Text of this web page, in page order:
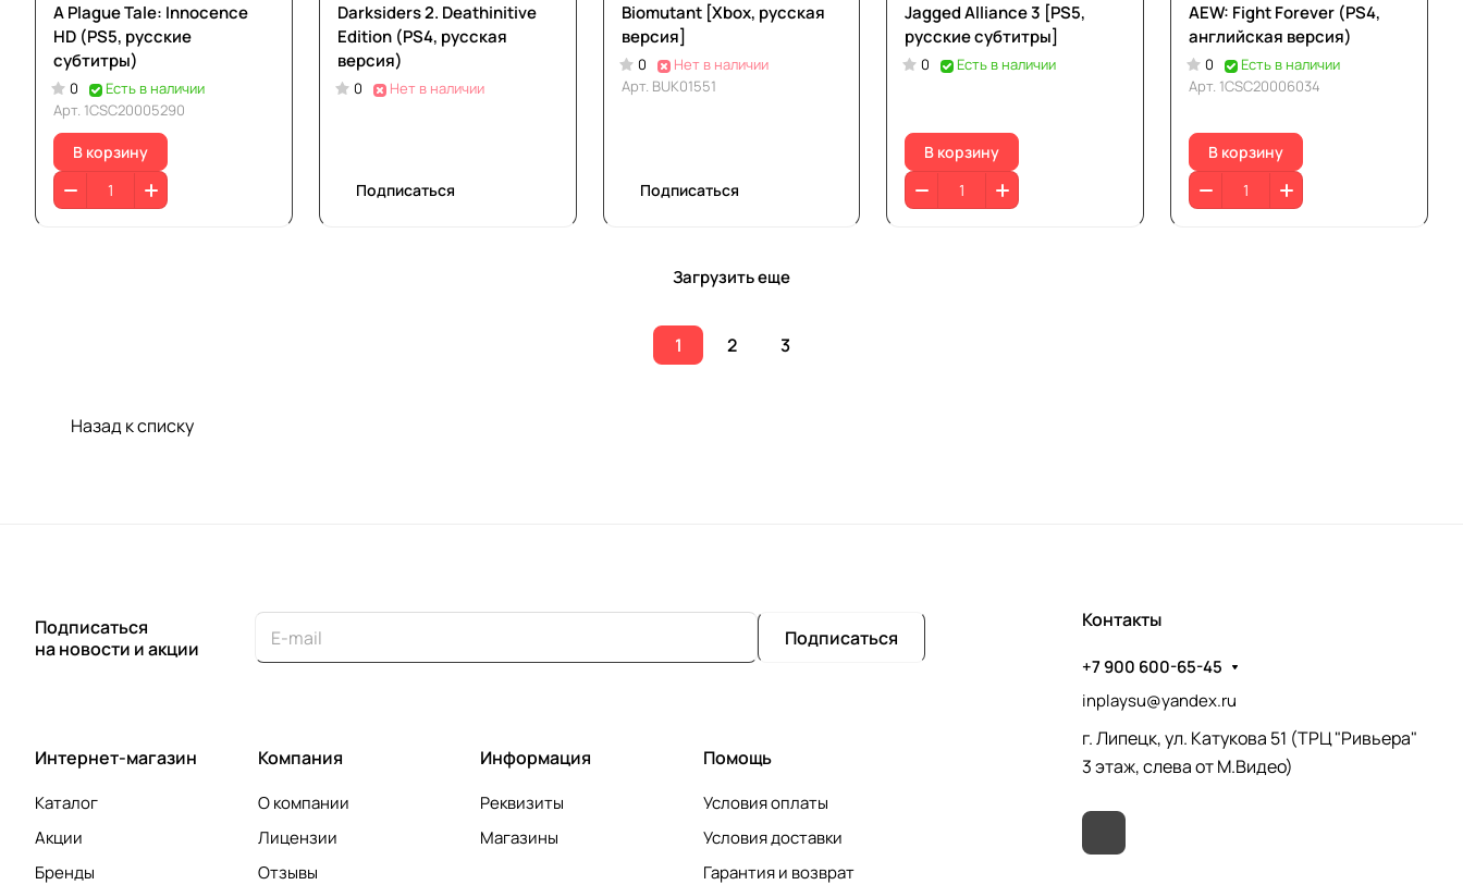
A Plague Tale: Innocence
HD (PS5, русские
субтитры)
0
Есть в наличии
Арт. 1CSC20005290
В корзину
Darksiders 2. Deathinitive
Edition (PS4, русская
версия)
0 Нет в наличии
Подписаться
Biomutant [Xbox, русская
версия]
0
Нет в наличии
Арт. BUK01551
Подписаться
Jagged Alliance 3 [PS5,
русские субтитры]
0 Есть в наличии
В корзину
AEW: Fight Forever (PS4,
английская версия)
0
Есть в наличии
Арт. 1CSC20006034
В корзину
Загрузить еще
1 2 3
Назад к списку
Подписаться
на новости и акции
Подписаться
Интернет-магазин
Каталог
Акции
Бренды
Компания
О компании
Лицензии
Отзывы
Информация
Реквизиты
Магазины
Помощь
Условия оплаты
Условия доставки
Гарантия и возврат
Контакты
+7 900 600-65-45
inplaysu@yandex.ru
г. Липецк, ул. Катукова 51 (ТРЦ "Ривьера"
3 этаж, слева от М.Видео)